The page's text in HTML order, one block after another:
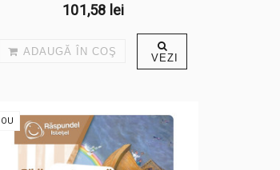
101,58 lei
ADAUGĂ ÎN COŞ VEZI